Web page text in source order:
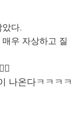
다.
우 자상하고 질
나온다ㅋㅋㅋㅋ